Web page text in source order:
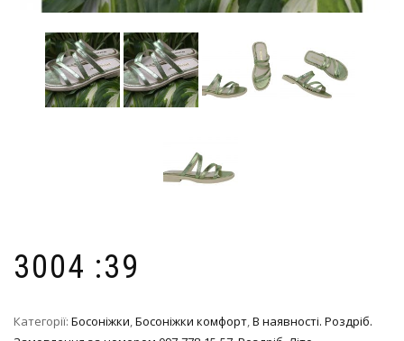
3004 :39
Категорії: Босоніжки,Босоніжки комфорт,В наявності. Роздріб.